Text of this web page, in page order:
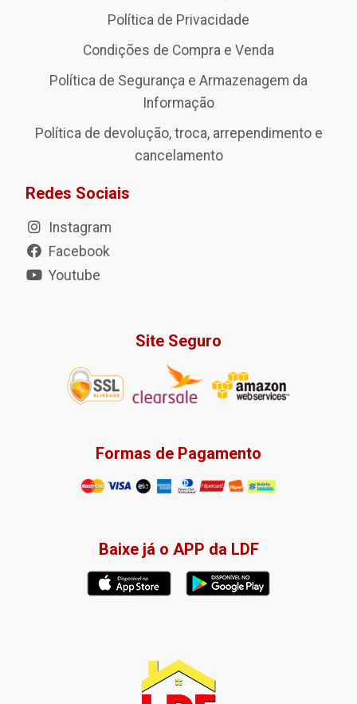
Política de Privacidade
Condições de Compra e Venda
Política de Segurança e Armazenagem da
Informação
Política de devolução, troca, arrependimento e
cancelamento
Redes Sociais
Instagram
Facebook
Youtube
Site Seguro
Formas de Pagamento
Baixe já o APP da LDF